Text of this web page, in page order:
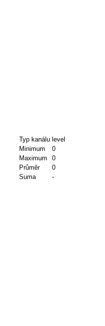
Typ kanálu level
Minimum
0
Maximum
0
Průměr
0
Suma
-